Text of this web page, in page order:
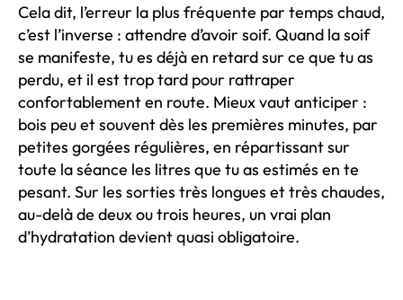
Cela dit, l’erreur la plus fréquente par temps chaud,
c’est l’inverse : attendre d’avoir soif. Quand la soif
se manifeste, tu es déjà en retard sur ce que tu as
perdu, et il est trop tard pour rattraper
confortablement en route. Mieux vaut anticiper :
bois peu et souvent dès les premières minutes, par
petites gorgées régulières, en répartissant sur
toute la séance les litres que tu as estimés en te
pesant. Sur les sorties très longues et très chaudes,
au-delà de deux ou trois heures, un vrai plan
d’hydratation devient quasi obligatoire.